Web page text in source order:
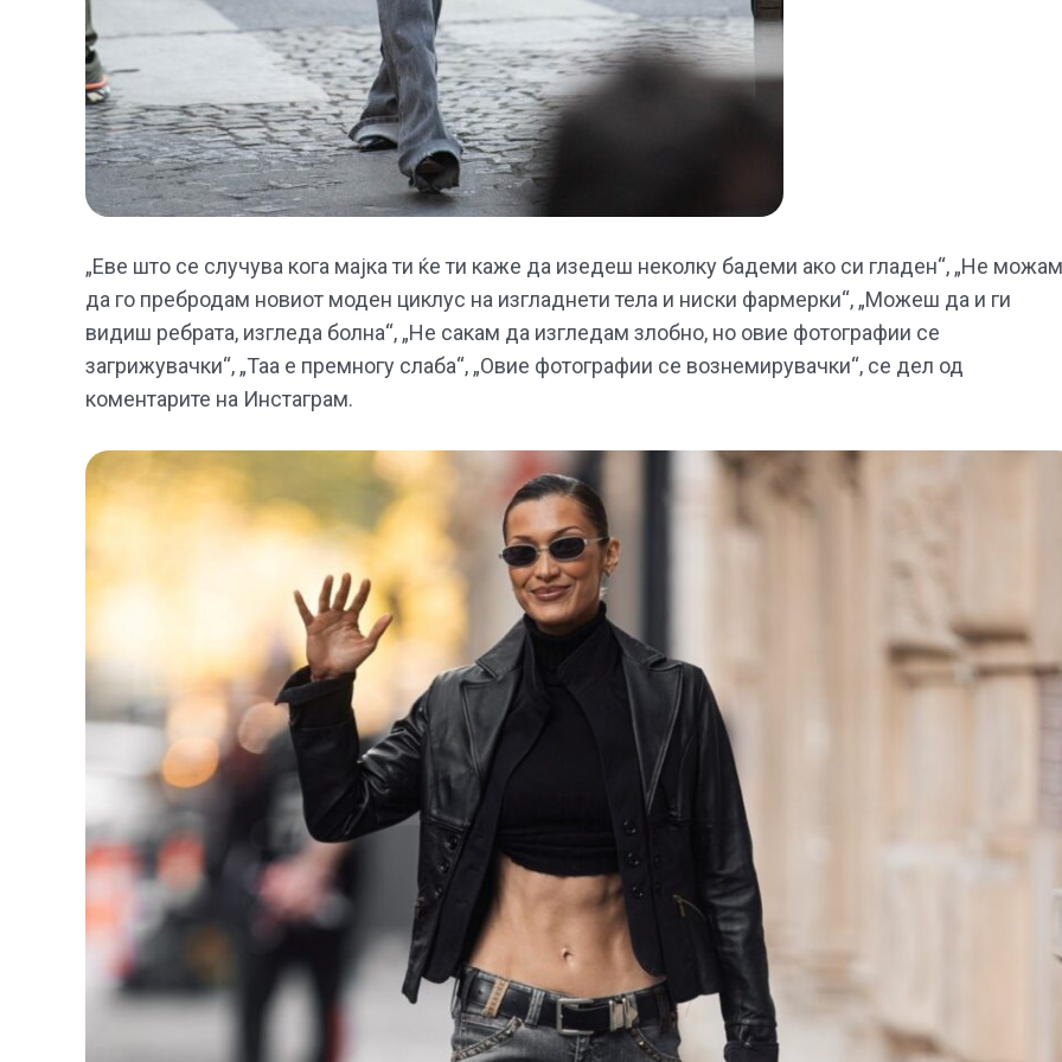
„Еве што се случува кога мајка ти ќе ти каже да изедеш неколку бадеми ако си гладен“, „Не можам
да го пребродам новиот моден циклус на изгладнети тела и ниски фармерки“, „Можеш да и ги
видиш ребрата, изгледа болна“, „Не сакам да изгледам злобно, но овие фотографии се
загрижувачки“, „Таа е премногу слаба“, „Овие фотографии се вознемирувачки“, се дел од
коментарите на Инстаграм.